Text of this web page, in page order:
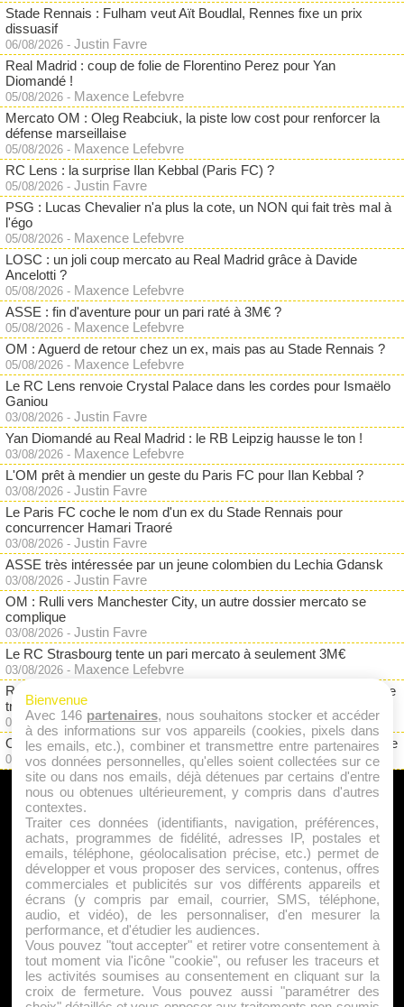
Stade Rennais : Fulham veut Aït Boudlal, Rennes fixe un prix
dissuasif
06/08/2026 - Justin Favre
Real Madrid : coup de folie de Florentino Perez pour Yan
Diomandé !
05/08/2026 - Maxence Lefebvre
Mercato OM : Oleg Reabciuk, la piste low cost pour renforcer la
défense marseillaise
05/08/2026 - Maxence Lefebvre
RC Lens : la surprise Ilan Kebbal (Paris FC) ?
05/08/2026 - Justin Favre
PSG : Lucas Chevalier n'a plus la cote, un NON qui fait très mal à
l'égo
05/08/2026 - Maxence Lefebvre
LOSC : un joli coup mercato au Real Madrid grâce à Davide
Ancelotti ?
05/08/2026 - Maxence Lefebvre
ASSE : fin d'aventure pour un pari raté à 3M€ ?
05/08/2026 - Maxence Lefebvre
OM : Aguerd de retour chez un ex, mais pas au Stade Rennais ?
05/08/2026 - Maxence Lefebvre
Le RC Lens renvoie Crystal Palace dans les cordes pour Ismaëlo
Ganiou
03/08/2026 - Justin Favre
Yan Diomandé au Real Madrid : le RB Leipzig hausse le ton !
03/08/2026 - Maxence Lefebvre
L'OM prêt à mendier un geste du Paris FC pour Ilan Kebbal ?
03/08/2026 - Justin Favre
Le Paris FC coche le nom d'un ex du Stade Rennais pour
concurrencer Hamari Traoré
03/08/2026 - Justin Favre
ASSE très intéressée par un jeune colombien du Lechia Gdansk
03/08/2026 - Justin Favre
OM : Rulli vers Manchester City, un autre dossier mercato se
complique
03/08/2026 - Justin Favre
Le RC Strasbourg tente un pari mercato à seulement 3M€
03/08/2026 - Maxence Lefebvre
RC Lens : jurisprudence Eintracht Francfort, Dino Toppmöller reste
très prudent
03/08/2026 -Justin Favre
OM : Dupraz pointe du doigt un gros paradoxe financier à Marseille
02/08/2026 -Justin Favre
A PROPOS
Qui sommes nous ?
Mentions Légales
Publicité
Politique de Cookies
Contact
Jeunesfooteux est un média sportif qui traite principalement de
l'actualité de la Ligue 1 et des grosses actualités de la Ligue 2 et
Bienvenue
Avec 146 partenaires, nous souhaitons stocker et accéder
à des informations sur vos appareils (cookies, pixels dans
les emails, etc.), combiner et transmettre entre partenaires
vos données personnelles, qu'elles soient collectées sur ce
site ou dans nos emails, déjà détenues par certains d'entre
nous ou obtenues ultérieurement, y compris dans d'autres
contextes.
Traiter ces données (identifiants, navigation, préférences,
achats, programmes de fidélité, adresses IP, postales et
emails, téléphone, géolocalisation précise, etc.) permet de
développer et vous proposer des services, contenus, offres
commerciales et publicités sur vos différents appareils et
écrans (y compris par email, courrier, SMS, téléphone,
audio, et vidéo), de les personnaliser, d'en mesurer la
performance, et d'étudier les audiences.
Vous pouvez "tout accepter" et retirer votre consentement à
tout moment via l'icône "cookie", ou refuser les traceurs et
les activités soumises au consentement en cliquant sur la
croix de fermeture. Vous pouvez aussi "paramétrer des